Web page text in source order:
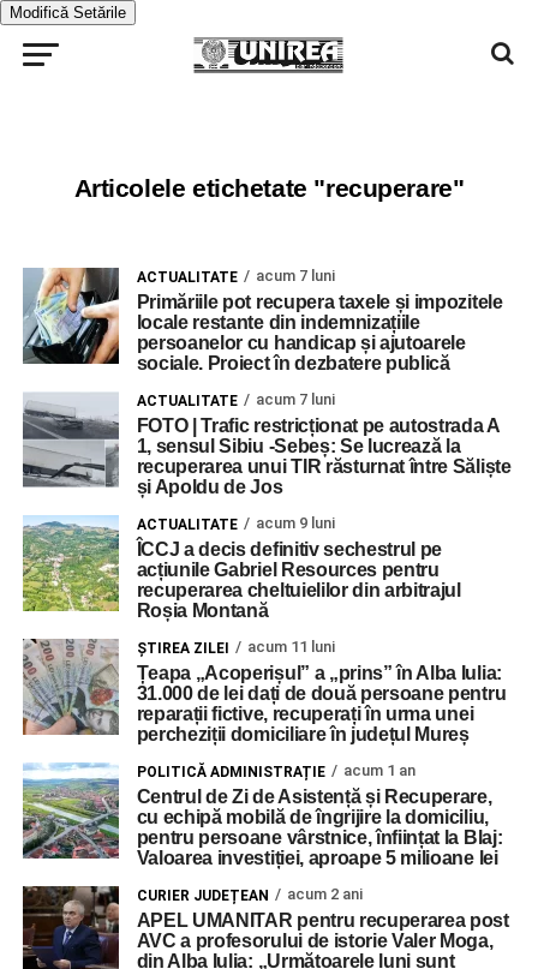
Modifică Setările
Articolele etichetate "recuperare"
ACTUALITATE acum 7 luni
Primăriile pot recupera taxele și impozitele
locale restante din indemnizațiile
persoanelor cu handicap și ajutoarele
sociale. Proiect în dezbatere publică
ACTUALITATE acum 7 luni
FOTO | Trafic restricționat pe autostrada A
1, sensul Sibiu -Sebeș: Se lucrează la
recuperarea unui TIR răsturnat între Săliște
și Apoldu de Jos
ACTUALITATE acum 9 luni
ÎCCJ a decis definitiv sechestrul pe
acțiunile Gabriel Resources pentru
recuperarea cheltuielilor din arbitrajul
Roșia Montană
ŞTIREA ZILEI acum 11 luni
Țeapa „Acoperișul” a „prins” în Alba Iulia:
31.000 de lei dați de două persoane pentru
reparații fictive, recuperați în urma unei
percheziții domiciliare în județul Mureș
POLITICĂ ADMINISTRAȚIE acum 1 an
Centrul de Zi de Asistență și Recuperare,
cu echipă mobilă de îngrijire la domiciliu,
pentru persoane vârstnice, înființat la Blaj:
Valoarea investiției, aproape 5 milioane lei
CURIER JUDEȚEAN acum 2 ani
APEL UMANITAR pentru recuperarea post
AVC a profesorului de istorie Valer Moga,
din Alba Iulia: „Următoarele luni sunt